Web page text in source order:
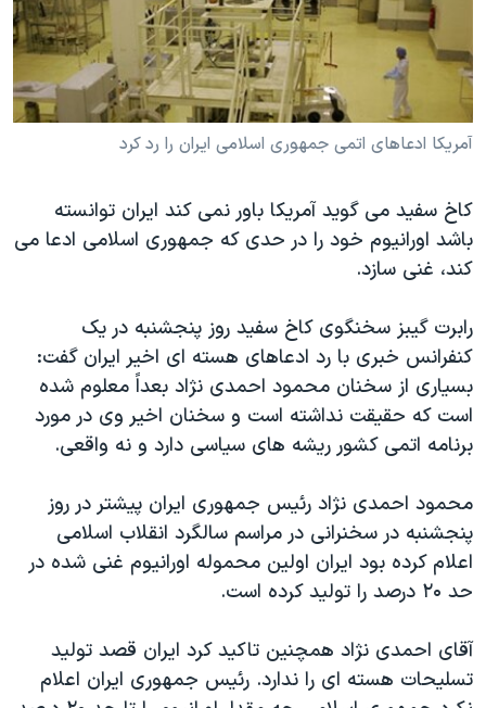
فرهنگ و زندگی
حقوق شهروندی
اقتصادی
علم و فناوری
گالری عکس
آرشیو پخش زنده
مستندها
انتخابات ریاست جمهوری آمریکا ۲۰۲۴
حمله جمهوری اسلامی به اسرائیل
رمز مهسا
اعتراضات زن، زندگی، آزادی
مجموعه مستندهای دادخواهی
دادگاه حمید نوری
چهل سال گروگان‌گیری
قانون شفافیت دارائی کادر رهبری ایران
اعتراضات مردمی آبان ۹۸
نرگس محمدی برنده جایزه نوبل صلح
همایش محافظه‌کاران آمریکا «سی‌پک»
صفحه‌های ویژه
سفر پرزیدنت ترامپ به چین
دنبال کنید
آمريکا ادعاهای اتمی جمهوری اسلامی ايران را رد کرد
کاخ سفيد می گويد آمريکا باور نمی کند ايران توانسته
باشد اورانيوم خود را در حدی که جمهوری اسلامی ادعا می
کند، غنی سازد.
رابرت گيبز سخنگوی کاخ سفيد روز پنجشنبه در يک
کنفرانس خبری با رد ادعاهای هسته ای اخير ايران گفت:
بسياری از سخنان محمود احمدی نژاد بعداً معلوم شده
است که حقيقت نداشته است و سخنان اخير وی در مورد
برنامه اتمی کشور ريشه های سياسی دارد و نه واقعی.
محمود احمدی نژاد رئيس جمهوری ايران پيشتر در روز
پنجشنبه در سخنرانی در مراسم سالگرد انقلاب اسلامی
اعلام کرده بود ايران اولين محموله اورانيوم غنی شده در
حد ۲۰ درصد را توليد کرده است.
آقای احمدی نژاد همچنين تاکيد کرد ايران قصد توليد
تسليحات هسته ای را ندارد. رئيس جمهوری ايران اعلام